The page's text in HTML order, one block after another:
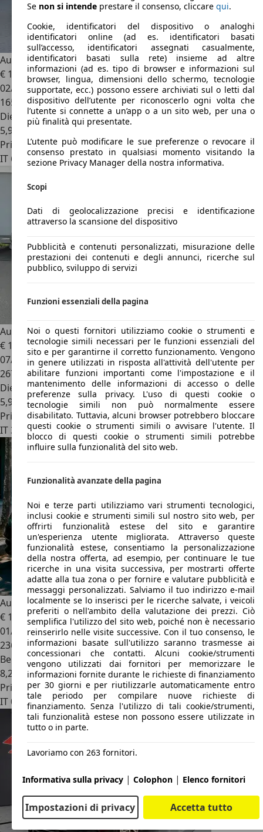
Audi A7Sportback 3.0 V6 tdi quattro s-tronic
€ 13.500
02/2012
165.000 km
Diesel
5,9 l/100 km (comb.)
Privato
IT 63831Fermo
Audi A7A7 Sportback 3.0 V6 tdi quattro s-tronic
€ 13.900
07/2011
267.000 km
Diesel
5,9 l/100 km (comb.)
Privato
IT 31010Farra Di Soligo
Audi A7A7 Sportback 3.0 V6 tfsi quattro 300cv s-tronic
€ 11.500
01/2012
236.000 km
Benzina
8,2 l/100 km (comb.)
Privato
IT 00139Roma
Se non si intende prestare il consenso, cliccare qui.
Cookie, identificatori del dispositivo o analoghi
identificatori online (ad es. identificatori basati
sull’accesso, identificatori assegnati casualmente,
identificatori basati sulla rete) insieme ad altre
informazioni (ad es. tipo di browser e informazioni sul
browser, lingua, dimensioni dello schermo, tecnologie
supportate, ecc.) possono essere archiviati sul o letti dal
dispositivo dell’utente per riconoscerlo ogni volta che
l’utente si connette a un’app o a un sito web, per una o
più finalità qui presentate.
L’utente può modificare le sue preferenze o revocare il
consenso prestato in qualsiasi momento visitando la
sezione Privacy Manager della nostra informativa.
Scopi
Dati di geolocalizzazione precisi e identificazione
attraverso la scansione del dispositivo
Pubblicità e contenuti personalizzati, misurazione delle
prestazioni dei contenuti e degli annunci, ricerche sul
pubblico, sviluppo di servizi
Funzioni essenziali della pagina
Noi o questi fornitori utilizziamo cookie o strumenti e
tecnologie simili necessari per le funzioni essenziali del
sito e per garantirne il corretto funzionamento. Vengono
in genere utilizzati in risposta all'attività dell'utente per
abilitare funzioni importanti come l'impostazione e il
mantenimento delle informazioni di accesso o delle
preferenze sulla privacy. L'uso di questi cookie o
tecnologie simili non può normalmente essere
disabilitato. Tuttavia, alcuni browser potrebbero bloccare
questi cookie o strumenti simili o avvisare l'utente. Il
blocco di questi cookie o strumenti simili potrebbe
influire sulla funzionalità del sito web.
Funzionalità avanzate della pagina
Noi e terze parti utilizziamo vari strumenti tecnologici,
inclusi cookie e strumenti simili sul nostro sito web, per
offrirti funzionalità estese del sito e garantire
un'esperienza utente migliorata. Attraverso queste
funzionalità estese, consentiamo la personalizzazione
della nostra offerta, ad esempio, per continuare le tue
ricerche in una visita successiva, per mostrarti offerte
adatte alla tua zona o per fornire e valutare pubblicità e
messaggi personalizzati. Salviamo il tuo indirizzo e-mail
localmente se lo inserisci per le ricerche salvate, i veicoli
preferiti o nell'ambito della valutazione dei prezzi. Ciò
semplifica l'utilizzo del sito web, poiché non è necessario
reinserirlo nelle visite successive. Con il tuo consenso, le
informazioni basate sull'utilizzo saranno trasmesse ai
concessionari che contatti. Alcuni cookie/strumenti
vengono utilizzati dai fornitori per memorizzare le
informazioni fornite durante le richieste di finanziamento
per 30 giorni e per riutilizzarle automaticamente entro
tale periodo per compilare nuove richieste di
finanziamento. Senza l'utilizzo di tali cookie/strumenti,
tali funzionalità estese non possono essere utilizzate in
tutto o in parte.
Lavoriamo con 263 fornitori.
Informativa sulla privacy | Colophon | Elenco fornitori
Impostazioni di privacy Accetta tutto